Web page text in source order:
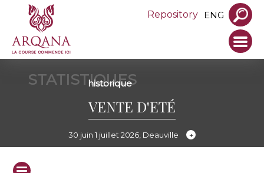
Repository ENG
STATISTIQUES
historique
VENTE D'ETÉ
30 juin 1 juillet 2026, Deauville